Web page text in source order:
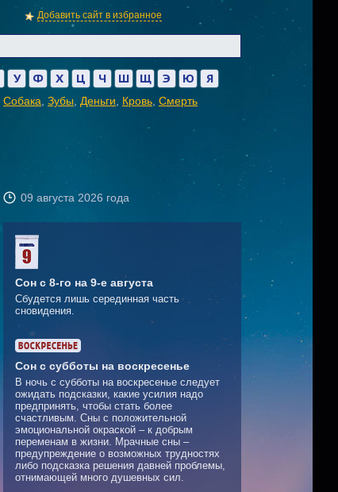
Добавить сайт в избранное
У Ф Х Ц Ч Ш Щ Э Ю Я
Собака Зубы Деньги Кровь Смерть
09 августа 2026 года
Сон с 8-го на 9-е августа
Сбудется лишь серединная часть
сновидения.
Сон с субботы на воскресенье
В ночь с субботы на воскресенье следует
ожидать подсказки, какие усилия надо
предпринять, чтобы стать более
счастливым. Сны с положительной
эмоциональной окраской – к добрым
переменам в жизни. Мрачные сны –
предупреждение о возможных трудностях
либо подсказка решения давней проблемы,
отнимающей много душевных сил.